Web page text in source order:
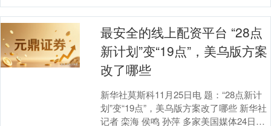
最安全的线上配资平台 “28点
新计划”变“19点”，美乌版方案
改了哪些
新华社莫斯科11月25日电 题：“28点新计
划”变“19点”，美乌版方案改了哪些 新华社
记者 栾海 侯鸣 孙萍 多家美国媒体24日报